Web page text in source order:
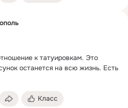
к татуировкам. Это
останется на всю жизнь. Есть
Класс